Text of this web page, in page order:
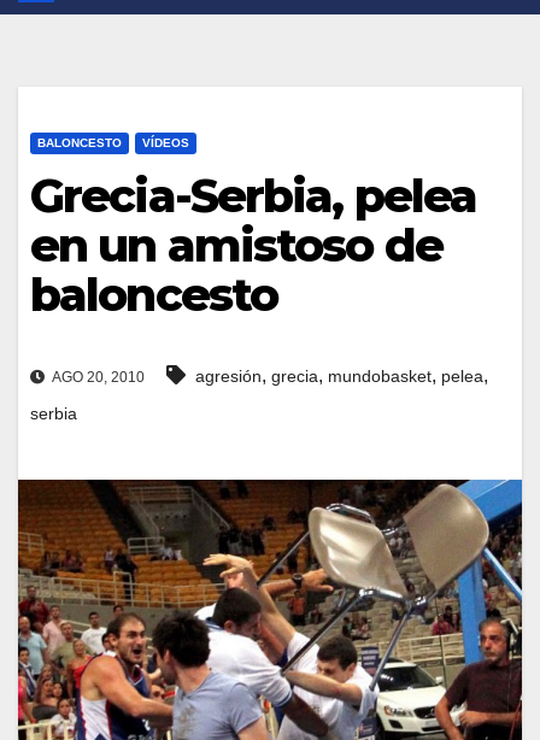
BALONCESTO VÍDEOS
Grecia-Serbia, pelea
en un amistoso de
baloncesto
AGO 20, 2010 agresión, grecia, mundobasket, pelea,
serbia